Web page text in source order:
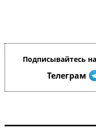
Подписывайтесь
Телеграм